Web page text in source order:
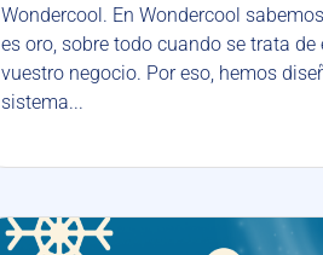
Wondercool. En Wondercool
es oro, sobre todo cuando se trata de
vuestro negocio. Por eso, hemos
sistema...